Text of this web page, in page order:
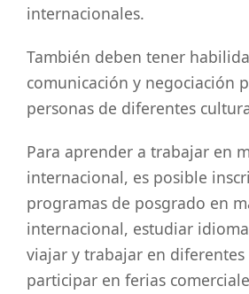
internacionales.
También deben tener
comunicación y negociación
personas de diferentes
Para aprender a trabajar en
internacional, es posible
programas de posgrado en
internacional, estudiar
viajar y trabajar en diferentes
participar en ferias